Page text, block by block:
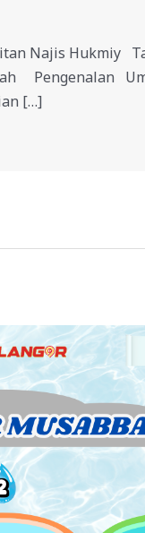
Najis Hukmiy
Pengenalan
[…]